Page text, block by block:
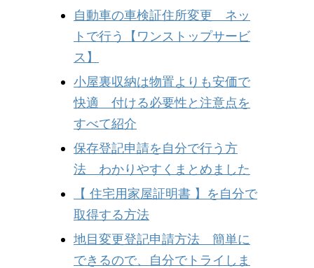
自動車の車検証住所変更 ネッ
トで行う【ワンストップサービ
ス】
小屋裏収納は物置よりも安価で
快適 付ける必要性と注意点を
すべて紹介
保存登記申請を自分で行う方
法 わかりやすくまとめました
【 住宅用家屋証明書 】を自分で
取得する方法
地目変更登記申請方法 簡単に
できるので、自分でトライしま